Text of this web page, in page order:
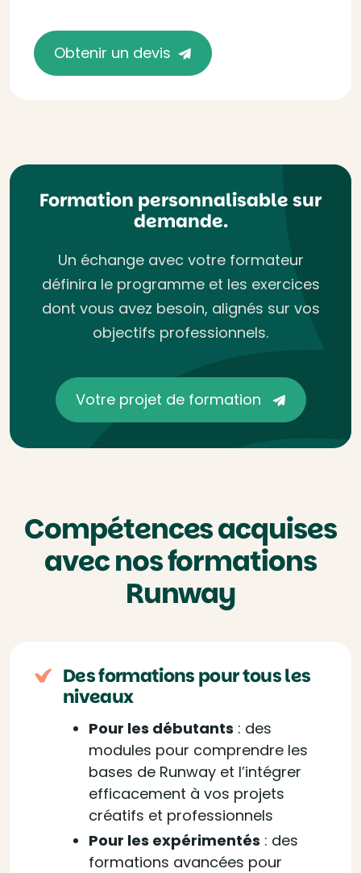
Obtenir un devis
Formation personnalisable sur
demande.
Un échange avec votre formateur
définira le programme et les exercices
dont vous avez besoin, alignés sur vos
objectifs professionnels.
Votre projet de formation
Compétences acquises
avec nos formations
Runway
Des formations pour tous les
niveaux
Pour les débutants : des
modules pour comprendre les
bases de Runway et l’intégrer
efficacement à vos projets
créatifs et professionnels
Pour les expérimentés : des
formations avancées pour